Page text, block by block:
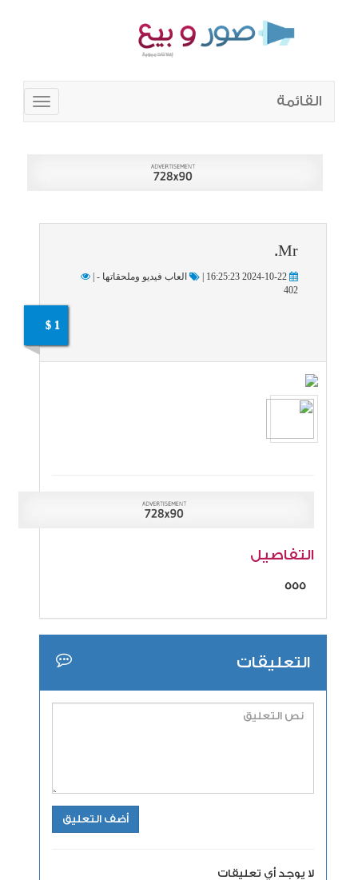
Toggle
navigation
القائمة
العاب فيديو وملحقاتها - |
التفاصيل
التعليقات
لا يوجد أي تعليقات